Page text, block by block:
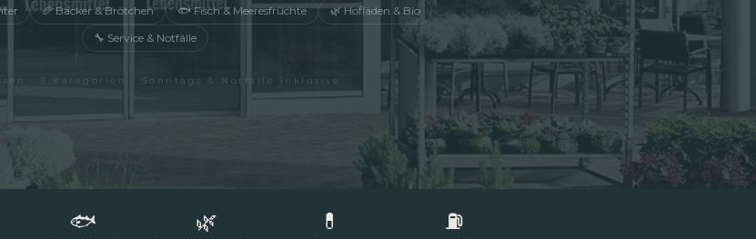
🥖 Bäcker & Brötchen 🐟 Fisch & Meeresfrüchte
🌿 Hofläden & Bio
🔧 Service & Notfälle
· 5 Kategorien · Sonntags & Notfälle inklusive
🐟 🌿 💊 ⛽